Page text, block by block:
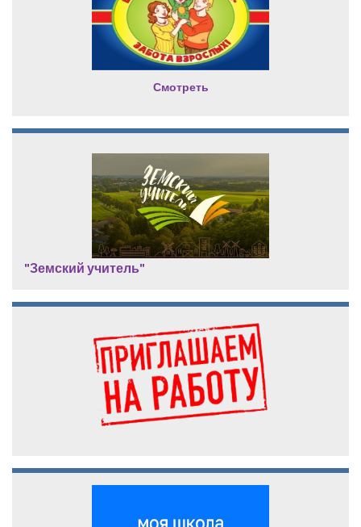
Смотреть
"Земский учитель"